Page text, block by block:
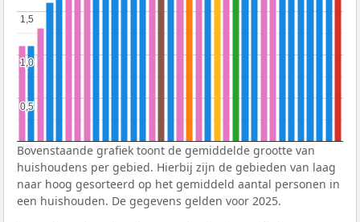
0,5
0,5
1,0
1,0
1,5
1,5
Bovenstaande grafiek toont de gemiddelde grootte van
huishoudens per gebied. Hierbij zijn de gebieden van laag
naar hoog gesorteerd op het gemiddeld aantal personen in
een huishouden. De gegevens gelden voor 2025.